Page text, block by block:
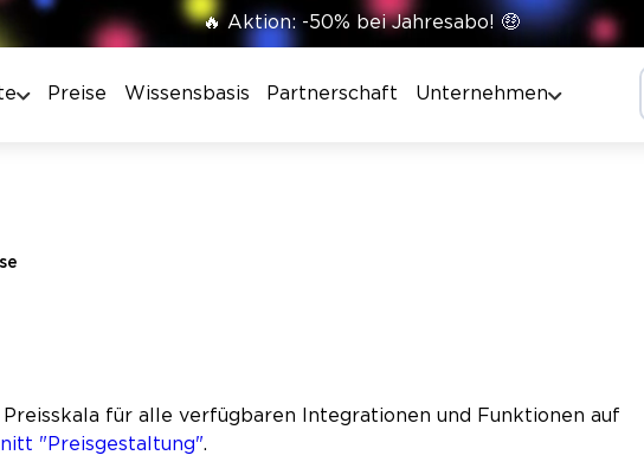
🔥 Aktion: -50% bei Jahresabo! 🤑
Preise Wissensbasis Partnerschaft Unternehmen
für alle verfügbaren Integrationen und Funktionen auf
"Preisgestaltung".